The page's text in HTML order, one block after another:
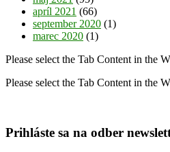
apríl 2021 (66)
september 2020 (1)
marec 2020 (1)
Please select the Tab Content in the
Please select the Tab Content in the
Prihláste sa na odber